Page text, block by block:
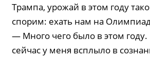
Трампа, урожай в этом году
спорим: ехать нам на
— Много чего было в этом году.
сейчас у меня всплыло в